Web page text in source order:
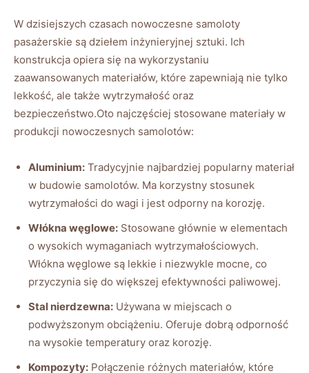
W dzisiejszych czasach nowoczesne samoloty
pasażerskie są dziełem inżynieryjnej sztuki. Ich
konstrukcja opiera się na wykorzystaniu
zaawansowanych materiałów, które zapewniają nie tylko
lekkość, ale także wytrzymałość oraz
bezpieczeństwo.Oto najczęściej stosowane materiały w
produkcji nowoczesnych samolotów:
Aluminium: Tradycyjnie najbardziej popularny materiał
w budowie samolotów. Ma korzystny stosunek
wytrzymałości do wagi i jest odporny na korozję.
Włókna węglowe: Stosowane głównie w elementach
o wysokich wymaganiach wytrzymałościowych.
Włókna węglowe są lekkie i niezwykle mocne, co
przyczynia się do większej efektywności paliwowej.
Stal nierdzewna: Używana w miejscach o
podwyższonym obciążeniu. Oferuje dobrą odporność
na wysokie temperatury oraz korozję.
Kompozyty: Połączenie różnych materiałów, które